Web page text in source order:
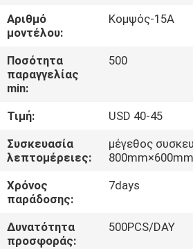
ΕΠΙΣΚΈΨΕΙΣ
ΣΤΟ
ΕΡΓΟΣΤΆΣΙΟ
ΈΛΕΓΧΟΣ
ΠΟΙΌΤΗΤΑΣ
ΕΠΙΚΟΙΝΩΝΉΣΤΕ
ΜΑΖΊ
ΜΑΣ
Αριθμό
μοντέλου:
Κομψός-15A
Ποσότητα
παραγγελίας
min:
500
Τιμή:
USD 40-45
Συσκευασία
λεπτομέρειες:
μέγεθος
Χρόνος
παράδοσης:
7days
Δυνατότητα
προσφοράς:
500PCS/DAY